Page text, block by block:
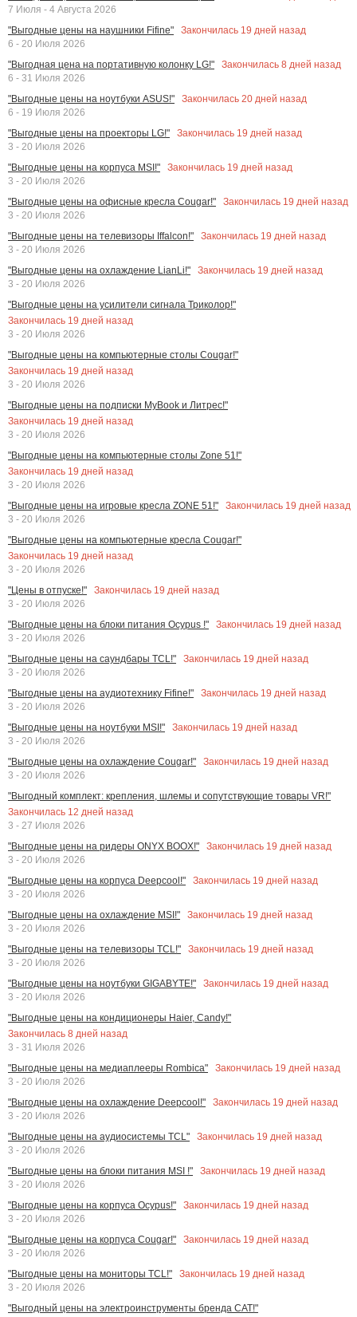
7 Июля - 4 Августа 2026
"Выгодные цены на наушники Fifine"
Закончилась 19 дней назад
6 - 20 Июля 2026
"Выгодная цена на портативную колонку LG!"
Закончилась 8 дней назад
6 - 31 Июля 2026
"Выгодные цены на ноутбуки ASUS!"
Закончилась 20 дней назад
6 - 19 Июля 2026
"Выгодные цены на проекторы LG!"
Закончилась 19 дней назад
3 - 20 Июля 2026
"Выгодные цены на корпуса MSI!"
Закончилась 19 дней назад
3 - 20 Июля 2026
"Выгодные цены на офисные кресла Cougar!"
Закончилась 19 дней назад
3 - 20 Июля 2026
"Выгодные цены на телевизоры Iffalcon!"
Закончилась 19 дней назад
3 - 20 Июля 2026
"Выгодные цены на охлаждение LianLi!"
Закончилась 19 дней назад
3 - 20 Июля 2026
"Выгодные цены на усилители сигнала Триколор!"
Закончилась 19 дней назад
3 - 20 Июля 2026
"Выгодные цены на компьютерные столы Cougar!"
Закончилась 19 дней назад
3 - 20 Июля 2026
"Выгодные цены на подписки MyBook и Литрес!"
Закончилась 19 дней назад
3 - 20 Июля 2026
"Выгодные цены на компьютерные столы Zone 51!"
Закончилась 19 дней назад
3 - 20 Июля 2026
"Выгодные цены на игровые кресла ZONE 51!"
Закончилась 19 дней назад
3 - 20 Июля 2026
"Выгодные цены на компьютерные кресла Cougar!"
Закончилась 19 дней назад
3 - 20 Июля 2026
"Цены в отпуске!"
Закончилась 19 дней назад
3 - 20 Июля 2026
"Выгодные цены на блоки питания Ocypus !"
Закончилась 19 дней назад
3 - 20 Июля 2026
"Выгодные цены на саундбары TCL!"
Закончилась 19 дней назад
3 - 20 Июля 2026
"Выгодные цены на аудиотехнику Fifine!"
Закончилась 19 дней назад
3 - 20 Июля 2026
"Выгодные цены на ноутбуки MSI!"
Закончилась 19 дней назад
3 - 20 Июля 2026
"Выгодные цены на охлаждение Cougar!"
Закончилась 19 дней назад
3 - 20 Июля 2026
"Выгодный комплект: крепления, шлемы и сопутствующие товары VR!"
Закончилась 12 дней назад
3 - 27 Июля 2026
"Выгодные цены на ридеры ONYX BOOX!"
Закончилась 19 дней назад
3 - 20 Июля 2026
"Выгодные цены на корпуса Deepcool!"
Закончилась 19 дней назад
3 - 20 Июля 2026
"Выгодные цены на охлаждение MSI!"
Закончилась 19 дней назад
3 - 20 Июля 2026
"Выгодные цены на телевизоры TCL!"
Закончилась 19 дней назад
3 - 20 Июля 2026
"Выгодные цены на ноутбуки GIGABYTE!"
Закончилась 19 дней назад
3 - 20 Июля 2026
"Выгодные цены на кондиционеры Haier, Candy!"
Закончилась 8 дней назад
3 - 31 Июля 2026
"Выгодные цены на медиаплееры Rombica"
Закончилась 19 дней назад
3 - 20 Июля 2026
"Выгодные цены на охлаждение Deepcool!"
Закончилась 19 дней назад
3 - 20 Июля 2026
"Выгодные цены на аудиосистемы TCL"
Закончилась 19 дней назад
3 - 20 Июля 2026
"Выгодные цены на блоки питания MSI !"
Закончилась 19 дней назад
3 - 20 Июля 2026
"Выгодные цены на корпуса Ocypus!"
Закончилась 19 дней назад
3 - 20 Июля 2026
"Выгодные цены на корпуса Cougar!"
Закончилась 19 дней назад
3 - 20 Июля 2026
"Выгодные цены на мониторы TCL!"
Закончилась 19 дней назад
3 - 20 Июля 2026
"Выгодный цены на электроинструменты бренда CAT!"